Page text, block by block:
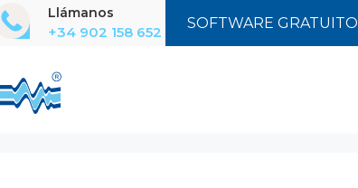
Llámanos
+34 902 158 652
SOFTWARE GRATUITO